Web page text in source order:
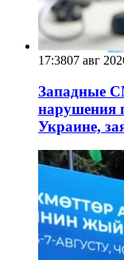
17:3807 авг
Западные
нарушения
Украине,